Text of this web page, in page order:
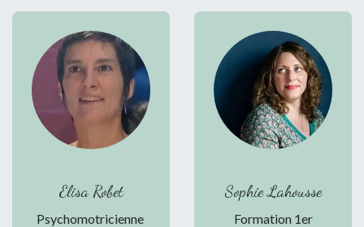
Elisa Robet
Psychomotricienne
Sophie Lahousse
Formation 1er